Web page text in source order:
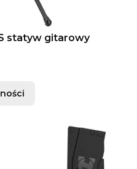
statyw gitarowy